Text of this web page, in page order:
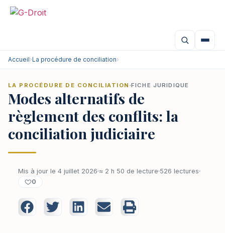
Accueil›La procédure de conciliation›
LA PROCÉDURE DE CONCILIATION FICHE JURIDIQUE
Modes alternatifs de
règlement des conflits: la
conciliation judiciaire
Mis à jour le 4 juillet 2026 ≈ 2 h 50 de lecture 526 lectures
0